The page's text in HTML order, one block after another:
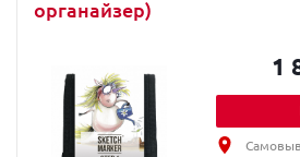
органайзер)
1